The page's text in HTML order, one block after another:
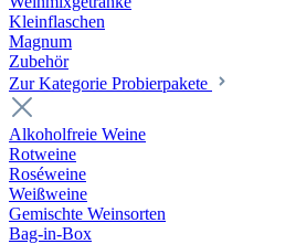
Kleinflaschen
Magnum
Zubehör
Zur Kategorie Probierpakete
Alkoholfreie Weine
Rotweine
Roséweine
Weißweine
Gemischte Weinsorten
Bag-in-Box